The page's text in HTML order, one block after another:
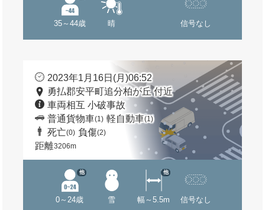
35～44歳 晴 信号なし
2023年1月16日(月)06:52
勇払郡安平町追分柏が丘 付近
車両相互 小破事故
普通貨物車(1) 軽自動車(1)
死亡(0) 負傷(2)
距離3206m
0～24歳
他
雪 幅～5.5m
他
信号なし